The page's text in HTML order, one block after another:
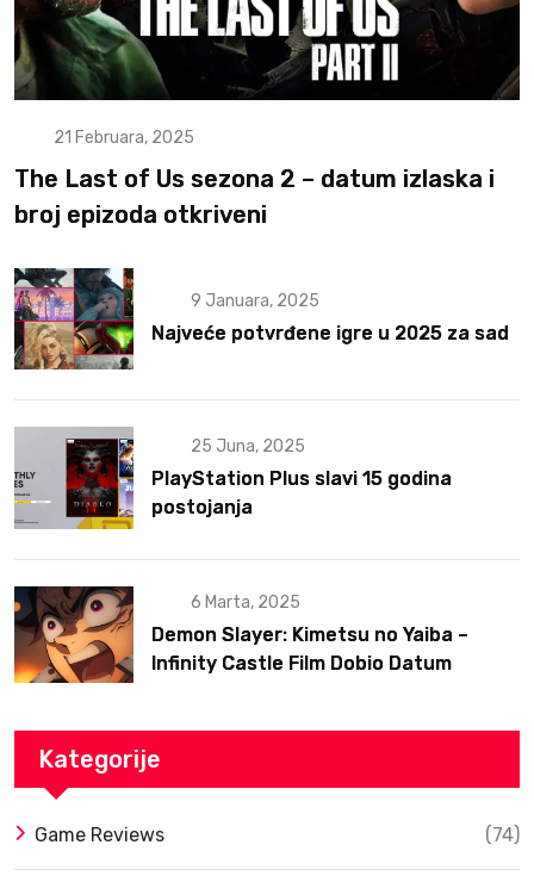
21 Februara, 2025
The Last of Us sezona 2 – datum izlaska i
broj epizoda otkriveni
9 Januara, 2025
Najveće potvrđene igre u 2025 za sad
25 Juna, 2025
PlayStation Plus slavi 15 godina
postojanja
6 Marta, 2025
Demon Slayer: Kimetsu no Yaiba –
Infinity Castle Film Dobio Datum
Kategorije
Game Reviews (74)